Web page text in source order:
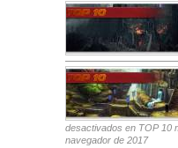
desactivados en TOP 10
navegador de 2017